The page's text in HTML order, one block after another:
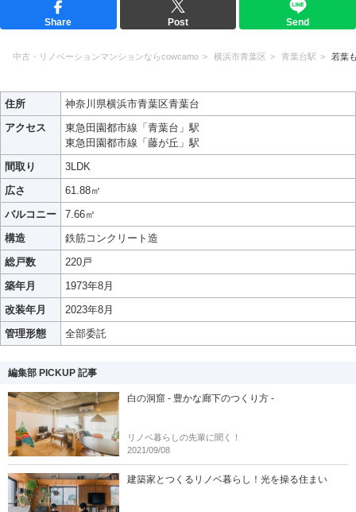
Share Post Send
中古・リノベーションマンションならcowcamo 横浜市青葉区 青葉台駅 若葉
住所
神奈川県横浜市青葉区青葉台
アクセス
東急田園都市線「青葉台」駅
東急田園都市線「藤が丘」駅
間取り
3LDK
広さ
61.88㎡
バルコニー
7.66㎡
構造
鉄筋コンクリート造
総戸数
220戸
築年月
1973年8月
改装年月
2023年8月
管理形態
全部委託
編集部 PICKUP 記事
白の洞窟 - 豊かな廊下のつくり方 -
リノベ暮らしの先輩に聞く！
2021/09/08
建築家とつくるリノベ暮らし！光を操る住まい